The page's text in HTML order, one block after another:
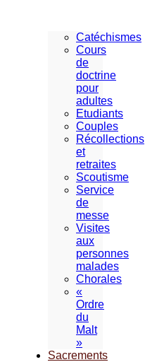
Catéchismes
Cours
de
doctrine
pour
adultes
Etudiants
Couples
Récollections
et
retraites
Scoutisme
Service
de
messe
Visites
aux
personnes
malades
Chorales
«
Ordre
du
Malt
»
Sacrements